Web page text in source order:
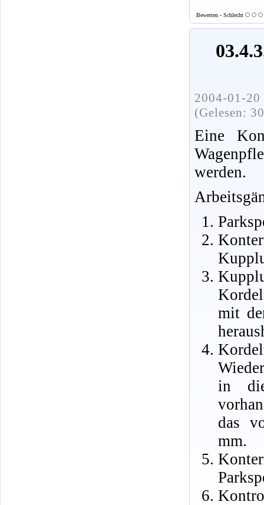
Bewerten - Schlecht
2004-01-
(Gelesen:
Eine
werden.
mit
in
das
mm.